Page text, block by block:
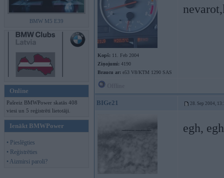
BMW M5 E39
Online
Pašreiz BMWPower skatās 408
viesi un 5 reģistrēti lietotāji.
Ienākt BMWPower
• Pieslēgties
• Reģistrēties
• Aizmirsi paroli?
Kopš: 11. Feb 2004
Ziņojumi: 4190
Braucu ar: e53 V8/KTM 1290 SAS
BIGe21 28. Sep 2004,
egh,